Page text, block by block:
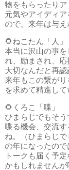
物をもらったり
元気やアイディ
ので、来年は与え
🌻ねこたん「人」
本当に沢山の事
れ、励まされ、
大切なんだと再認
来年もこの繋が
を求めて精進して
🌻くろこ「喋」
ひまらじでもそ
喋る機会、交流
ね。（ひまらじで
の年になったの
トークも届く予
かもしれません